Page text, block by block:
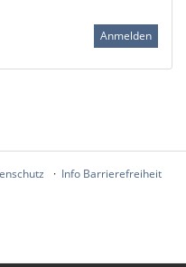
Info Barrierefreiheit